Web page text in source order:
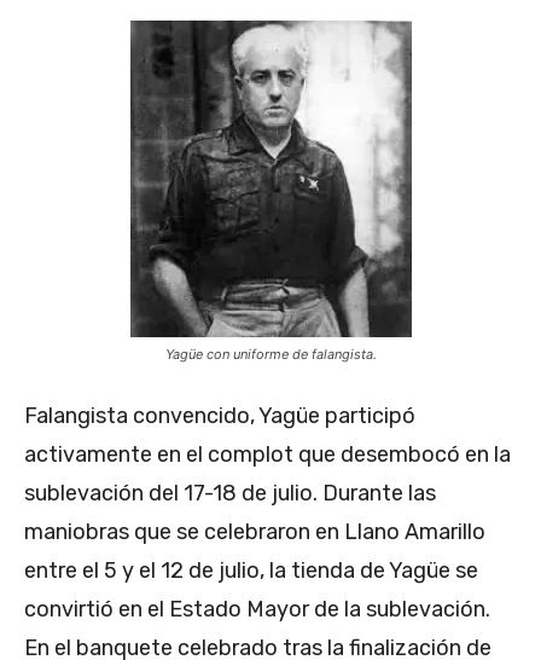
Yagüe con uniforme de falangista.
Falangista convencido, Yagüe participó
activamente en el complot que desembocó en la
sublevación del 17-18 de julio. Durante las
maniobras que se celebraron en Llano Amarillo
entre el 5 y el 12 de julio, la tienda de Yagüe se
convirtió en el Estado Mayor de la sublevación.
En el banquete celebrado tras la finalización de